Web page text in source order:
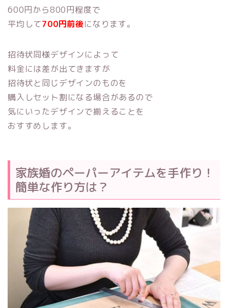
600円から800円程度で
平均して700円前後になります。
招待状同様デザインによって
料金には差が出てきますが
招待状と同じデザインのものを
購入しセット割になる場合があるので
気にいったデザインで揃えることを
おすすめします。
家族婚のペーパーアイテムを手作り！
簡単な作り方は？